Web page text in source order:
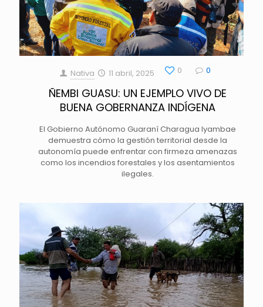
Nativa 11 abril, 2025 0 0
ÑEMBI GUASU: UN EJEMPLO VIVO DE
BUENA GOBERNANZA INDÍGENA
El Gobierno Autónomo Guaraní Charagua Iyambae
demuestra cómo la gestión territorial desde la
autonomía puede enfrentar con firmeza amenazas
como los incendios forestales y los asentamientos
ilegales.